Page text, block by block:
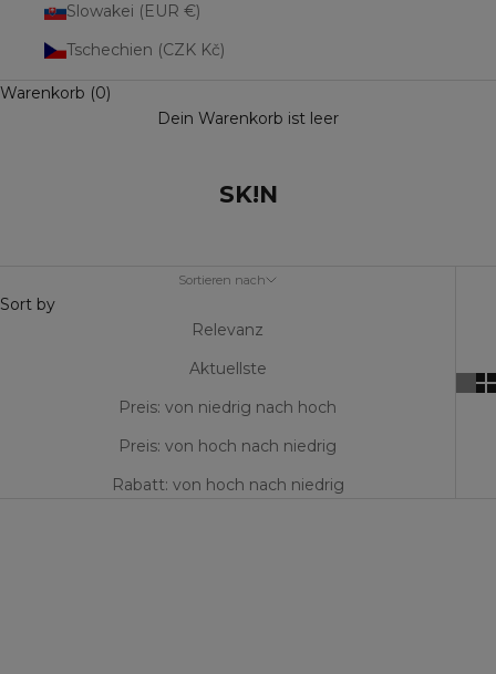
Slowakei (EUR €)
Tschechien (CZK Kč)
Warenkorb (0)
Dein Warenkorb ist leer
SK!N
Sortieren nach
Sort by
Relevanz
Aktuellste
Preis: von niedrig nach hoch
Preis: von hoch nach niedrig
Rabatt: von hoch nach niedrig